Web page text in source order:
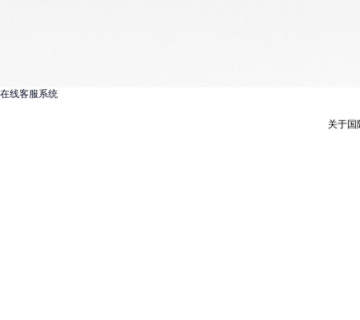
关于国
在线客服系统